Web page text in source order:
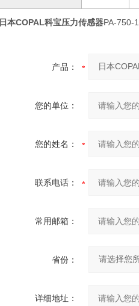
日本COPAL科宝压力传感器PA-750-
产品：
您的单位：
您的姓名：
联系电话：
常用邮箱：
省份：
详细地址：